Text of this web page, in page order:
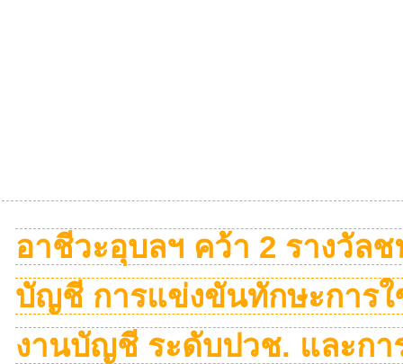
อาชีวะอุบลฯ คว้า 2 รางวัล
บัญชี การแข่งขันทักษะการใ
งานบัญชี ระดับปวช. และก